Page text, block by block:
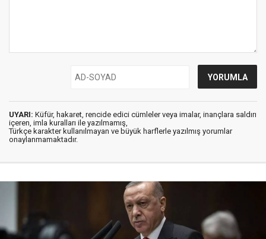
UYARI: Küfür, hakaret, rencide edici cümleler veya imalar, inançlara saldırı
içeren, imla kuralları ile yazılmamış,
Türkçe karakter kullanılmayan ve büyük harflerle yazılmış yorumlar
onaylanmamaktadır.